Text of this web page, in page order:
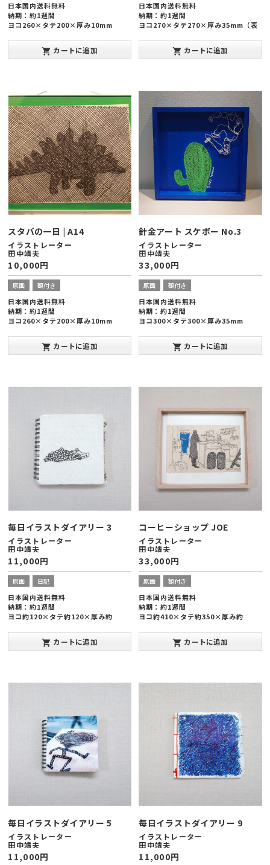
日本国内送料無料
納期：約1週間
ヨコ260×タテ200×厚み10mm
shopping_cart カートに追加
日本国内送料無料
納期：約1週間
ヨコ270×タテ270×厚み35mm（表
shopping_cart カートに追加
スタバの一日 | A14
イラストレーター
田中靖夫
10,000円
原画 額付き
日本国内送料無料
納期：約1週間
ヨコ260×タテ200×厚み10mm
shopping_cart カートに追加
針金アート スケボー No.3
イラストレーター
田中靖夫
33,000円
原画 額付き
日本国内送料無料
納期：約1週間
ヨコ300×タテ300×厚み35mm
shopping_cart カートに追加
毎日イラストダイアリー 3
イラストレーター
田中靖夫
11,000円
原画 日記
日本国内送料無料
納期：約1週間
ヨコ約120×タテ約120×厚み約
shopping_cart カートに追加
コーヒーショップ JOE
イラストレーター
田中靖夫
33,000円
原画 額付き
日本国内送料無料
納期：約1週間
ヨコ約410×タテ約350×厚み約
shopping_cart カートに追加
毎日イラストダイアリー 5
イラストレーター
田中靖夫
11,000円
毎日イラストダイアリー 9
イラストレーター
田中靖夫
11,000円